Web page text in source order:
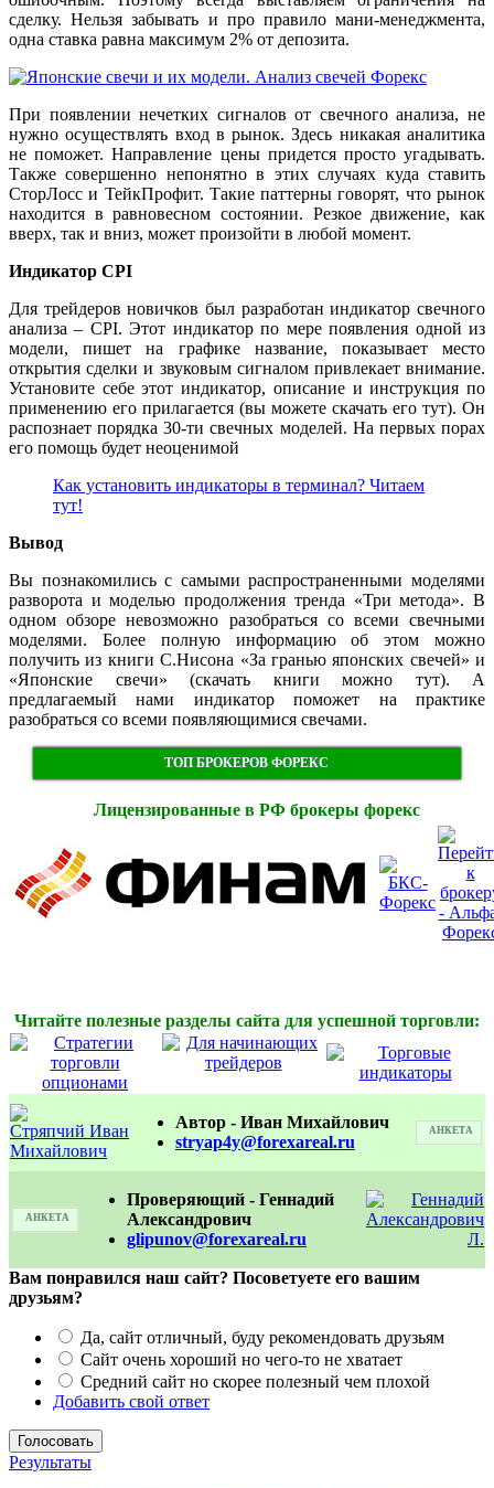
сделку. Нельзя забывать и про правило мани-менеджмента,
одна ставка равна максимум 2% от депозита.
При появлении нечетких сигналов от свечного анализа, не
нужно осуществлять вход в рынок. Здесь никакая аналитика
не поможет. Направление цены придется просто угадывать.
Также совершенно непонятно в этих случаях куда ставить
СторЛосс и ТейкПрофит. Такие паттерны говорят, что рынок
находится в равновесном состоянии. Резкое движение, как
вверх, так и вниз, может произойти в любой момент.
Индикатор CPI
Для трейдеров новичков был разработан индикатор свечного
анализа – CPI. Этот индикатор по мере появления одной из
модели, пишет на графике название, показывает место
открытия сделки и звуковым сигналом привлекает внимание.
Установите себе этот индикатор, описание и инструкция по
применению его прилагается (вы можете скачать его тут). Он
распознает порядка 30-ти свечных моделей. На первых порах
его помощь будет неоценимой
Как установить индикаторы в терминал? Читаем
тут!
Вывод
Вы познакомились с самыми распространенными моделями
разворота и моделью продолжения тренда «Три метода». В
одном обзоре невозможно разобраться со всеми свечными
моделями. Более полную информацию об этом можно
получить из книги C.Нисона «За гранью японских свечей» и
«Японские свечи» (скачать книги можно тут). А
предлагаемый нами индикатор поможет на практике
разобраться со всеми появляющимися свечами.
ТОП БРОКЕРОВ ФОРЕКС
Лицензированные в РФ брокеры форекс
Читайте полезные разделы сайта для успешной торговли:
Автор - Иван Михайлович
stryap4y@forexareal.ru
АНКЕТА
АНКЕТА
Проверяющий - Геннадий
Александрович
glipunov@forexareal.ru
Вам понравился наш сайт? Посоветуете его вашим
друзьям?
Да, сайт отличный, буду рекомендовать друзьям
Сайт очень хороший но чего-то не хватает
Средний сайт но скорее полезный чем плохой
Добавить свой ответ
Результаты